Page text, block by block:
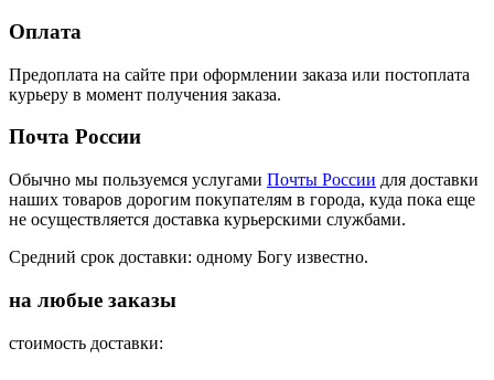
Оплата
Предоплата на сайте при оформлении заказа или постоплата
курьеру в момент получения заказа.
Почта России
Обычно мы пользуемся услугами Почты России для доставки
наших товаров дорогим покупателям в города, куда пока еще
не осуществляется доставка курьерскими службами.
Средний срок доставки: одному Богу известно.
на любые заказы
стоимость доставки: